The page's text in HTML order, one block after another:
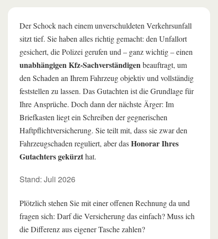
⚖️ Die Rechtslage in Deutschland: Der BGH auf Ihrer
Seite
Was tun, wenn die Versicherung Ihr Gutachterhonorar
kürzt? So gehen Sie in 4 Schritten vor
Egal welcher Versicherer kürzt: Gelten überall dieselben
Regeln?
Fazit: Lassen Sie sich nicht zum Spielball der
Versicherer machen!
Häufig gestellte Fragen (FAQ)
Der Schock nach einem unverschuldeten Verkehrsunfall
sitzt tief. Sie haben alles richtig gemacht: den Unfallort
gesichert, die Polizei gerufen und – ganz wichtig – einen
unabhängigen Kfz-Sachverständigenbeauftragt, um
den Schaden an Ihrem Fahrzeug objektiv und vollständig
feststellen zu lassen. Das Gutachten ist die Grundlage für
Ihre Ansprüche. Doch dann der nächste Ärger: Im
Briefkasten liegt ein Schreiben der gegnerischen
Haftpflichtversicherung. Sie teilt mit, dass sie zwar den
Fahrzeugschaden reguliert, aber dasHonorar Ihres
Gutachters gekürzthat.
Stand: Juli 2026
Plötzlich stehen Sie mit einer offenen Rechnung da und
fragen sich: Darf die Versicherung das einfach? Muss ich
die Differenz aus eigener Tasche zahlen?